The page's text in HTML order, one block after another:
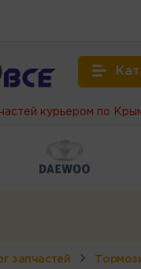
курьером по
запчастей